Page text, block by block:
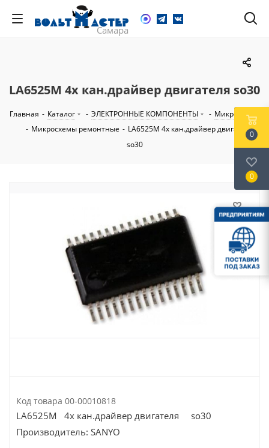
LA6525M 4х кан.драйвер двигателя so30
Главная - Каталог - ЭЛЕКТРОННЫЕ КОМПОНЕНТЫ - Микросхемы
- Микросхемы ремонтные - LA6525M 4х кан.драйвер двигателя
so30
Код товара 00-00010818
LA6525M 4х кан.драйвер двигателя so30
Производитель: SANYO
0
0